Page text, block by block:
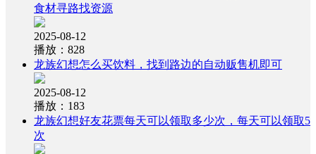
食材寻路找资源
2025-08-12
播放：828
龙族幻想怎么买饮料，找到路边的自动贩售机即可
2025-08-12
播放：183
龙族幻想好友花票每天可以领取多少次，每天可以领取5
次